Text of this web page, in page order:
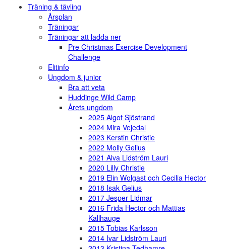
Träning & tävling
Årsplan
Träningar
Träningar att ladda ner
Pre Christmas Exercise Development
Challenge
Elitinfo
Ungdom & junior
Bra att veta
Huddinge Wild Camp
Årets ungdom
2025 Algot Sjöstrand
2024 Mira Vejedal
2023 Kerstin Christie
2022 Molly Gelius
2021 Alva Lidström Lauri
2020 Lilly Christie
2019 Elin Wolgast och Cecilia Hector
2018 Isak Gelius
2017 Jesper Lidmar
2016 Frida Hector och Mattias
Kallhauge
2015 Tobias Karlsson
2014 Ivar Lidström Lauri